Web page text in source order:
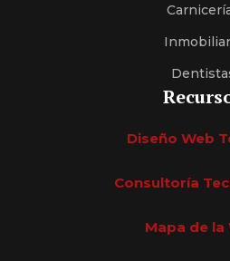
Diseño Web
Consultoría
Mapa de la